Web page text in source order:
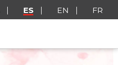
ES EN FR